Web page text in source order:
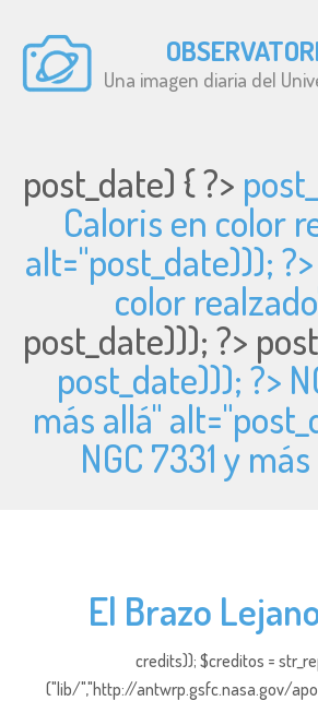
Una imagen diaria del
post_date) { ?>
Caloris en color
alt="post_date)));
color
post_date))); ?>
post_date))); ?>
más allá" alt="
NGC 7331 y
El Brazo
credits)); $creditos =
("lib/","http://antwrp.gsfc.nasa.gov/